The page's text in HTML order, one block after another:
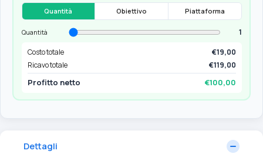
Quantità Obiettivo Piattaforma
Quantità
1
Costo totale
€19,00
Ricavo totale
€119,00
Profitto netto €100,00
Dettagli